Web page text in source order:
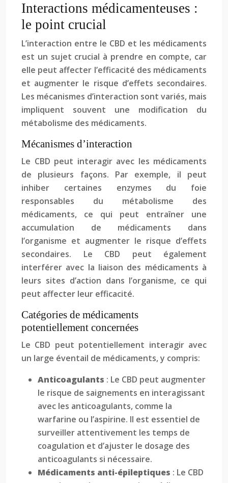
Interactions médicamenteuses :
le point crucial
L’interaction entre le CBD et les médicaments
est un sujet crucial à prendre en compte, car
elle peut affecter l’efficacité des médicaments
et augmenter le risque d’effets secondaires.
Les mécanismes d’interaction sont variés, mais
impliquent souvent une modification du
métabolisme des médicaments.
Mécanismes d’interaction
Le CBD peut interagir avec les médicaments
de plusieurs façons. Par exemple, il peut
inhiber certaines enzymes du foie
responsables du métabolisme des
médicaments, ce qui peut entraîner une
accumulation de médicaments dans
l’organisme et augmenter le risque d’effets
secondaires. Le CBD peut également
interférer avec la liaison des médicaments à
leurs sites d’action dans l’organisme, ce qui
peut affecter leur efficacité.
Catégories de médicaments
potentiellement concernées
Le CBD peut potentiellement interagir avec
un large éventail de médicaments, y compris:
Anticoagulants : Le CBD peut augmenter
le risque de saignements en interagissant
avec les anticoagulants, comme la
warfarine ou l’aspirine. Il est essentiel de
surveiller attentivement les temps de
coagulation et d’ajuster le dosage des
anticoagulants si nécessaire.
Médicaments anti-épileptiques : Le CBD